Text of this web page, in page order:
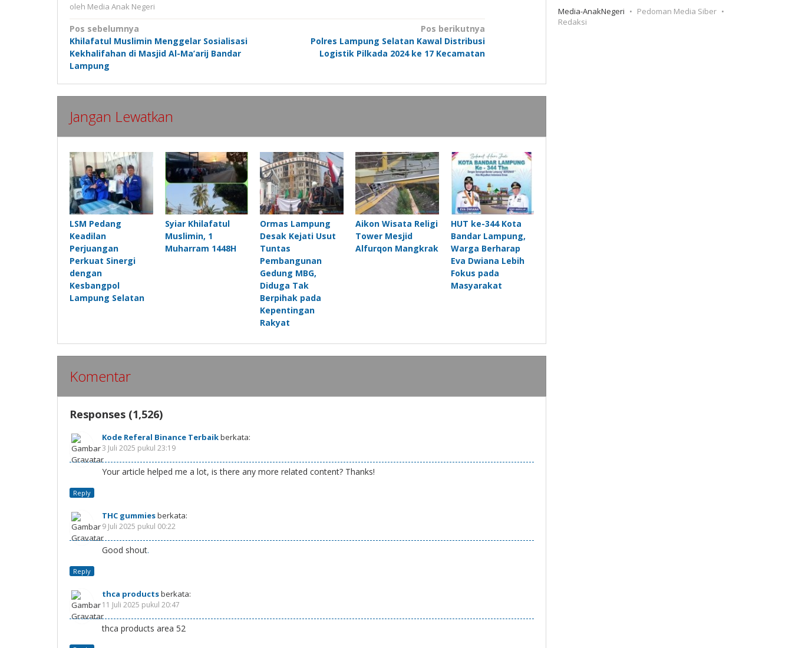
oleh Media Anak Negeri
Navigasi
pos
Pos sebelumnya
Khilafatul Muslimin Menggelar Sosialisasi
Kekhalifahan di Masjid Al-Ma’arij Bandar
Lampung
Pos berikutnya
Polres Lampung Selatan Kawal Distribusi
Logistik Pilkada 2024 ke 17 Kecamatan
Jangan Lewatkan
LSM Pedang
Keadilan
Perjuangan
Perkuat Sinergi
dengan
Kesbangpol
Lampung Selatan
Syiar Khilafatul
Muslimin, 1
Muharram 1448H
Ormas Lampung
Desak Kejati Usut
Tuntas
Pembangunan
Gedung MBG,
Diduga Tak
Berpihak pada
Kepentingan
Rakyat
Aikon Wisata Religi
Tower Mesjid
Alfurqon Mangkrak
HUT ke-344 Kota
Bandar Lampung,
Warga Berharap
Eva Dwiana Lebih
Fokus pada
Masyarakat
Komentar
Responses (1,526)
Kode Referal Binance Terbaikberkata:
3 Juli 2025 pukul 23:19
Your article helped me a lot, is there any more related content? Thanks!
Reply
THC gummiesberkata:
9 Juli 2025 pukul 00:22
Good shout.
Reply
thca productsberkata:
11 Juli 2025 pukul 20:47
thca products area 52
Media-AnakNegeri
Pedoman Media Siber
Redaksi